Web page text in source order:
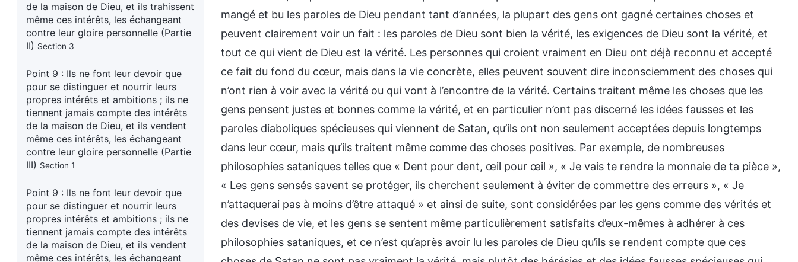
de la maison de Dieu, et ils trahissent
même ces intérêts, les échangeant
contre leur gloire personnelle (Partie
II) Section 3
Point 9 : Ils ne font leur devoir que
pour se distinguer et nourrir leurs
propres intérêts et ambitions ; ils ne
tiennent jamais compte des intérêts
de la maison de Dieu, et ils vendent
même ces intérêts, les échangeant
contre leur gloire personnelle (Partie
III) Section 1
Point 9 : Ils ne font leur devoir que
pour se distinguer et nourrir leurs
propres intérêts et ambitions ; ils ne
tiennent jamais compte des intérêts
de la maison de Dieu, et ils vendent
même ces intérêts, les échangeant